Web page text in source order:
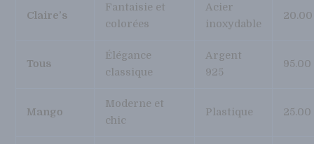
Claire’s
Fantaisie et
colorées
Acier
inoxydable
20.00
Tous
Élégance
classique
Argent
925
95.00
Mango
Moderne et
chic
Plastique 25.00